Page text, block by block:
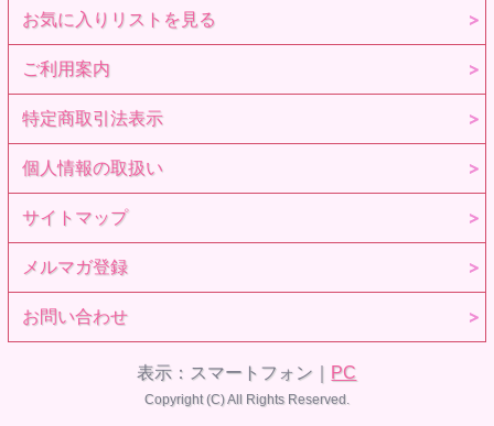
お気に入りリストを見る
ご利用案内
特定商取引法表示
個人情報の取扱い
サイトマップ
メルマガ登録
お問い合わせ
表示：スマートフォン｜ PC
Copyright (C) All Rights Reserved.